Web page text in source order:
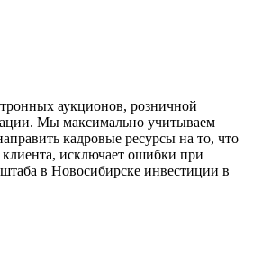
аукционов, розничной
Мы максимально учитываем
кадровые ресурсы на то, что
клиента, исключает ошибки при
в Новосибирске инвестиции в